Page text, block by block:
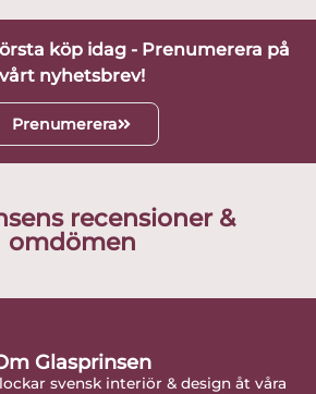
köp idag - Prenumerera på
vårt nyhetsbrev!
Prenumerera
recensioner &
omdömen
Glasprinsen
svensk interiör & design åt våra